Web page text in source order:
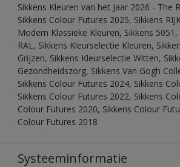
Sikkens Kleuren van het Jaar 2026 - The
Sikkens Colour Futures 2025, Sikkens
Modern Klassieke Kleuren, Sikkens 5051,
RAL, Sikkens Kleurselectie Kleuren,
Grijzen, Sikkens Kleurselectie Witten,
Gezondheidszorg, Sikkens Van Gogh
Sikkens Colour Futures 2024, Sikkens
Sikkens Colour Futures 2022, Sikkens
Colour Futures 2020, Sikkens Colour
Colour Futures 2018
Systeeminformatie